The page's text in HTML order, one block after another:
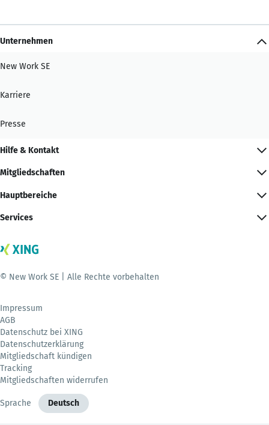
Unternehmen
New Work SE
Karriere
Presse
Hilfe & Kontakt
Mitgliedschaften
Hauptbereiche
Services
© New Work SE | Alle Rechte vorbehalten
Impressum
AGB
Datenschutz bei XING
Datenschutzerklärung
Mitgliedschaft kündigen
Tracking
Mitgliedschaften widerrufen
Sprache Deutsch